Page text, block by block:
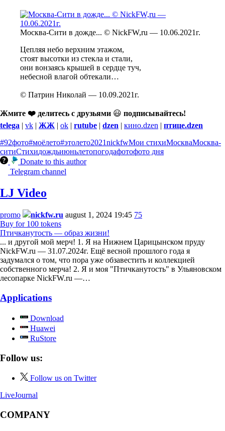
Москва-Сити в дожде... © NickFW,ru — 10.06.2021г.
Цепляя небо верхним этажом,
стоят высотки из стекла и стали,
они вонзаясь крышей в сердце туч,
небесной влагой обтекали…
© Патрин Николай — 10.09.2021г.
Жмите ❤️ делитесь с друзьями 😃 подписывайтесь!
telega | vk | ЖЖ | ok | rutube | dzen | кино.dzen | птице.dzen
#92фото#моёлето#этолето2021nickfwМои стихиМоскваМосква-
ситиСтихидождьиюньлетопогодафотофото дня
Donate to this author
Telegram channel
LJ Video
promo nickfw.ru august 1, 2024 19:45 75
Buy for 100 tokens
Птичканутость — образ жизни!
... и другой мой мерч! 1. Я на Нижнем Царицынском пруду
NickFW.ru — 31.07.2024г. Ещё весной прошлого года я
задумался о том, что пора уже обзавестить и коллекцией
собственного мерча! 2. Я и моя "Птичканутость" в Ульяновском
лесопарке NickFW.ru —…
Applications
Download
Huawei
RuStore
Follow us:
Follow us on Twitter
LiveJournal
COMPANY